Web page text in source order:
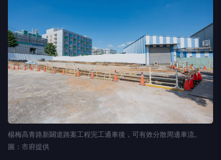
楊梅高青路新闢道路案工程完工通車後，可有效分散周邊車流。
圖：市府提供